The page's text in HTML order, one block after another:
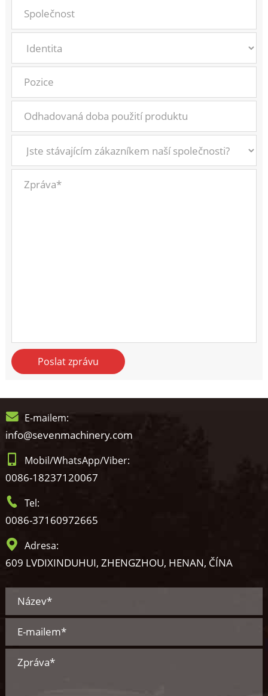
Poslat zprávu
E-mailem:
info@sevenmachinery.com
Mobil/WhatsApp/Viber:
0086-18237120067
Tel:
0086-37160972665
Adresa:
609 LVDIXINDUHUI, ZHENGZHOU, HENAN, ČÍNA